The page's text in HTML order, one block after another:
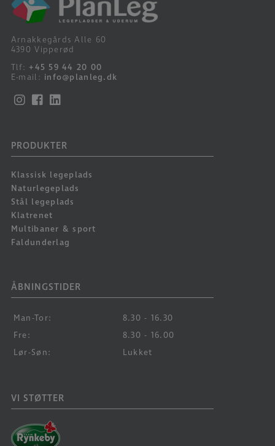
Arnakkegårds Alle 60
4390 Vipperød
Tlf: +45 59 44 20 00
E-mail: info@planleg.dk
PRODUKTER
Klassisk legeplads
Naturlegeplads
Stål legeplads
Klatrenet
Multibaner & sport
Faldunderlag
ÅBNINGSTIDER
Man-Tor:
8.30 - 16.30
Fre:
8.30 - 16.00
Lør-Søn:
Lukket
VI STØTTER